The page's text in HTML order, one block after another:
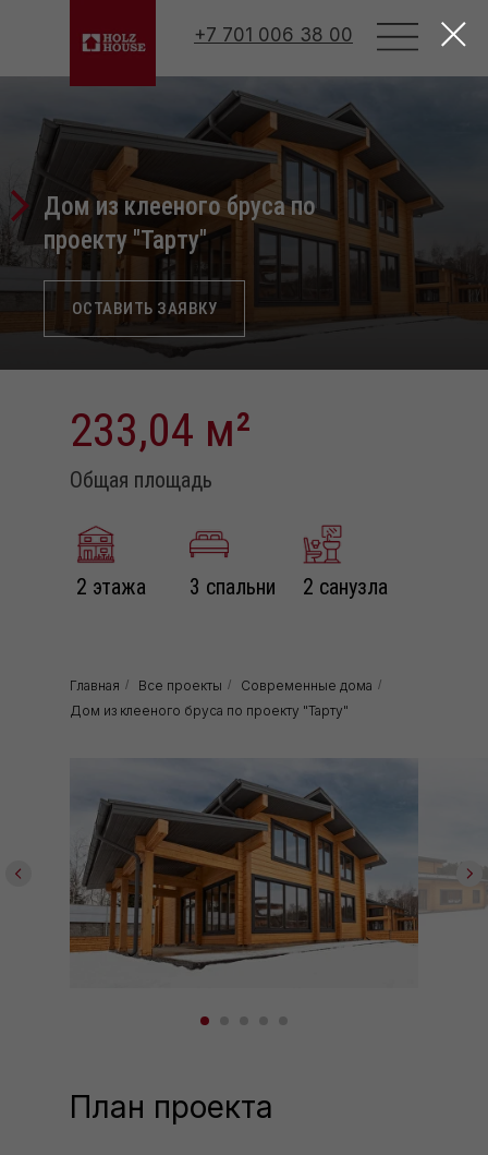
+7 701 006 38 00
Html code will be here
Дом из клееного бруса по
проекту "Тарту"
ОСТАВИТЬ ЗАЯВКУ
233,04 м²
Общая площадь
2 этажа 3 спальни 2 санузла
Главная / Все проекты / Современные дома /
Дом из клееного бруса по проекту "Тарту"
План проекта